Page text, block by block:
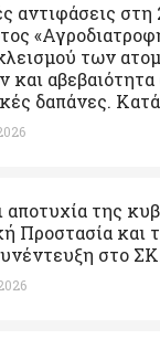
αντιφάσεις
των
και
δαπάνες.
αποτυχία της
Προστασία και
στο